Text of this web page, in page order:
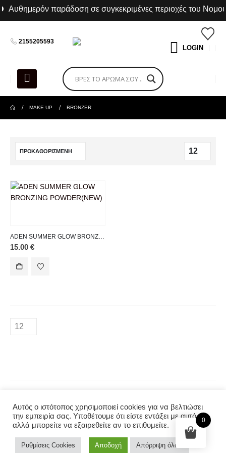
Αυθημερόν παράδοση σε συγκεκριμένες περιοχές του Νομού
2155205593
LOGIN
MAKE UP BRONZER
ADEN SUMMER GLOW BRONZING POWDER(NEW)
15.00 €
ΠΛΗΡΟΦΟΡΙΕΣ
Αρχική
Κατάστημα
Επικοινωνία
ΧΡΗΣΙΜΑ
Όροι Χρήσης
Πολιτική Επιστροφής
Διεύθυνση :
Copyright 2022 © likesense.gr Developed byCodnext Software
Αυτός ο ιστότοπος χρησιμοποιεί cookies για να βελτιώσει
την εμπειρία σας. Υποθέτουμε ότι είστε εντάξει με αυτό,
αλλά μπορείτε να εξαιρεθείτε αν το επιθυμείτε.
Ρυθμίσεις Cookies Αποδοχή Απόρριψη όλων
0